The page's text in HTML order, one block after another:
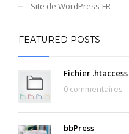
Site de WordPress-FR
FEATURED POSTS
Fichier
0 commentaires
bbPress